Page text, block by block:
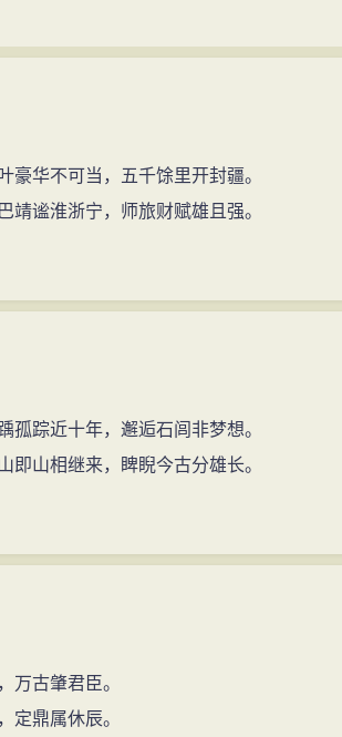
豪华不可当，五千馀里开封疆。
靖谧淮浙宁，师旅财赋雄且强。
孤踪近十年，邂逅石闾非梦想。
即山相继来，睥睨今古分雄长。
万古肇君臣。
定鼎属休辰。